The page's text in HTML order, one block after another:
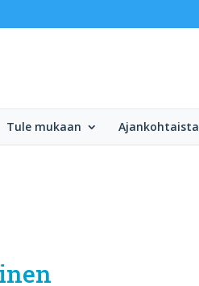
Tule mukaan Ajankohtaista